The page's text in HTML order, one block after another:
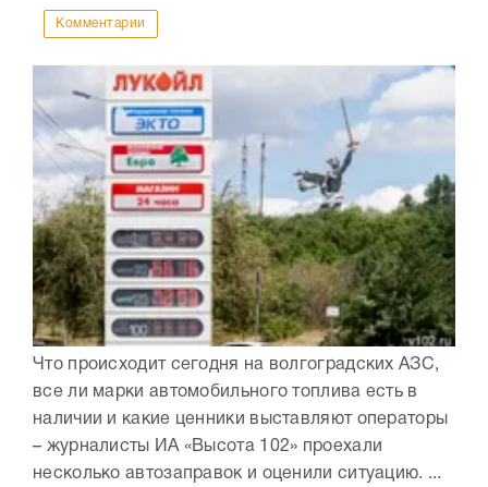
Комментарии
Что происходит сегодня на волгоградских АЗС,
все ли марки автомобильного топлива есть в
наличии и какие ценники выставляют операторы
– журналисты ИА «Высота 102» проехали
несколько автозаправок и оценили ситуацию. ...